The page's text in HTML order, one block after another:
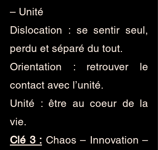
– Unité
Dislocation : se sentir seul,
perdu et séparé du tout.
Orientation : retrouver le
contact avec l’unité.
Unité : être au coeur de la
vie.
Clé 3 : Chaos – Innovation –